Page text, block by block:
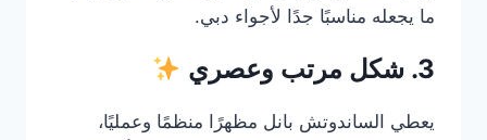
ما يجعله مناسبًا جدًا لأجواء دبي.
3. شكل مرتب وعصري
يعطي الساندوتش بانل مظهرًا منظمًا وعمليًا،